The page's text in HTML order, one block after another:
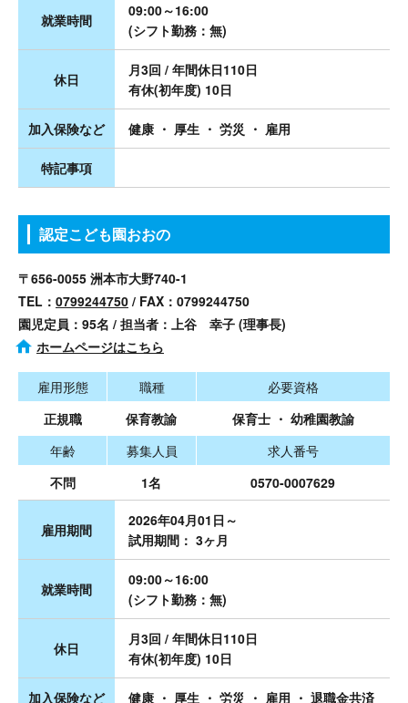
就業時間
09:00～16:00
(シフト勤務：無)
休日
月3回 / 年間休日110日
有休(初年度) 10日
加入保険など 健康 ・ 厚生 ・ 労災 ・ 雇用
特記事項
認定こども園おおの
〒656-0055 洲本市大野740-1
TEL： 0799244750 / FAX：0799244750
園児定員：95名 / 担当者：上谷 幸子 (理事長)
ホームページはこちら
雇用形態 職種
必要資格
正規職
保育教諭
保育士 ・ 幼稚園教諭
年齢
募集人員
求人番号
不問
1名 0570-0007629
雇用期間
2026年04月01日～
試用期間： 3ヶ月
就業時間
09:00～16:00
(シフト勤務：無)
休日
月3回 / 年間休日110日
有休(初年度) 10日
加入保険など 健康 ・ 厚生 ・ 労災 ・ 雇用 ・ 退職金共済